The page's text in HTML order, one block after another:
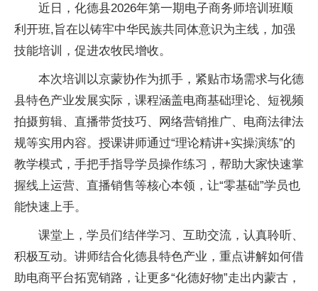
近日，化德县2026年第一期电子商务师培训班顺
利开班,旨在以铸牢中华民族共同体意识为主线，加强
技能培训，促进农牧民增收。
本次培训以京蒙协作为抓手，紧贴市场需求与化德
县特色产业发展实际，课程涵盖电商基础理论、短视频
拍摄剪辑、直播带货技巧、网络营销推广、电商法律法
规等实用内容。授课讲师通过“理论精讲+实操演练”的
教学模式，手把手指导学员操作练习，帮助大家快速掌
握线上运营、直播销售等核心本领，让“零基础”学员也
能快速上手。
课堂上，学员们结伴学习、互助交流，认真聆听、
积极互动。讲师结合化德县特色产业，重点讲解如何借
助电商平台拓宽销路，让更多“化德好物”走出内蒙古，